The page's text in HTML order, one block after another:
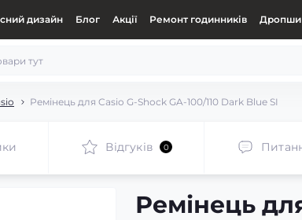
дизайн Блог Акції Ремонт годинників
Ремінець для Casio G-Shock GA-100/110 Dark Blue SI
Відгуків 0
Ремінець